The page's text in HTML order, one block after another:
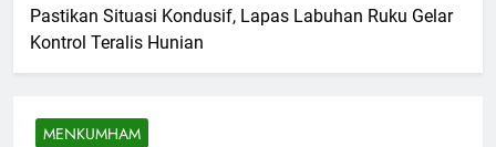
Pastikan Situasi Kondusif, Lapas Labuhan Ruku Gelar
Kontrol Teralis Hunian
MENKUMHAM